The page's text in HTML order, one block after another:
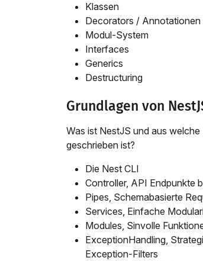
Klassen
Decorators / Annotationen
Modul-System
Interfaces
Generics
Destructuring
Grundlagen von
Was ist NestJS und aus
geschrieben ist?
Die Nest CLI
Controller, API Endpunkte
Pipes, Schemabasierte
Services, Einfache
Modules, Sinvolle
ExceptionHandling,
Exception-Filters